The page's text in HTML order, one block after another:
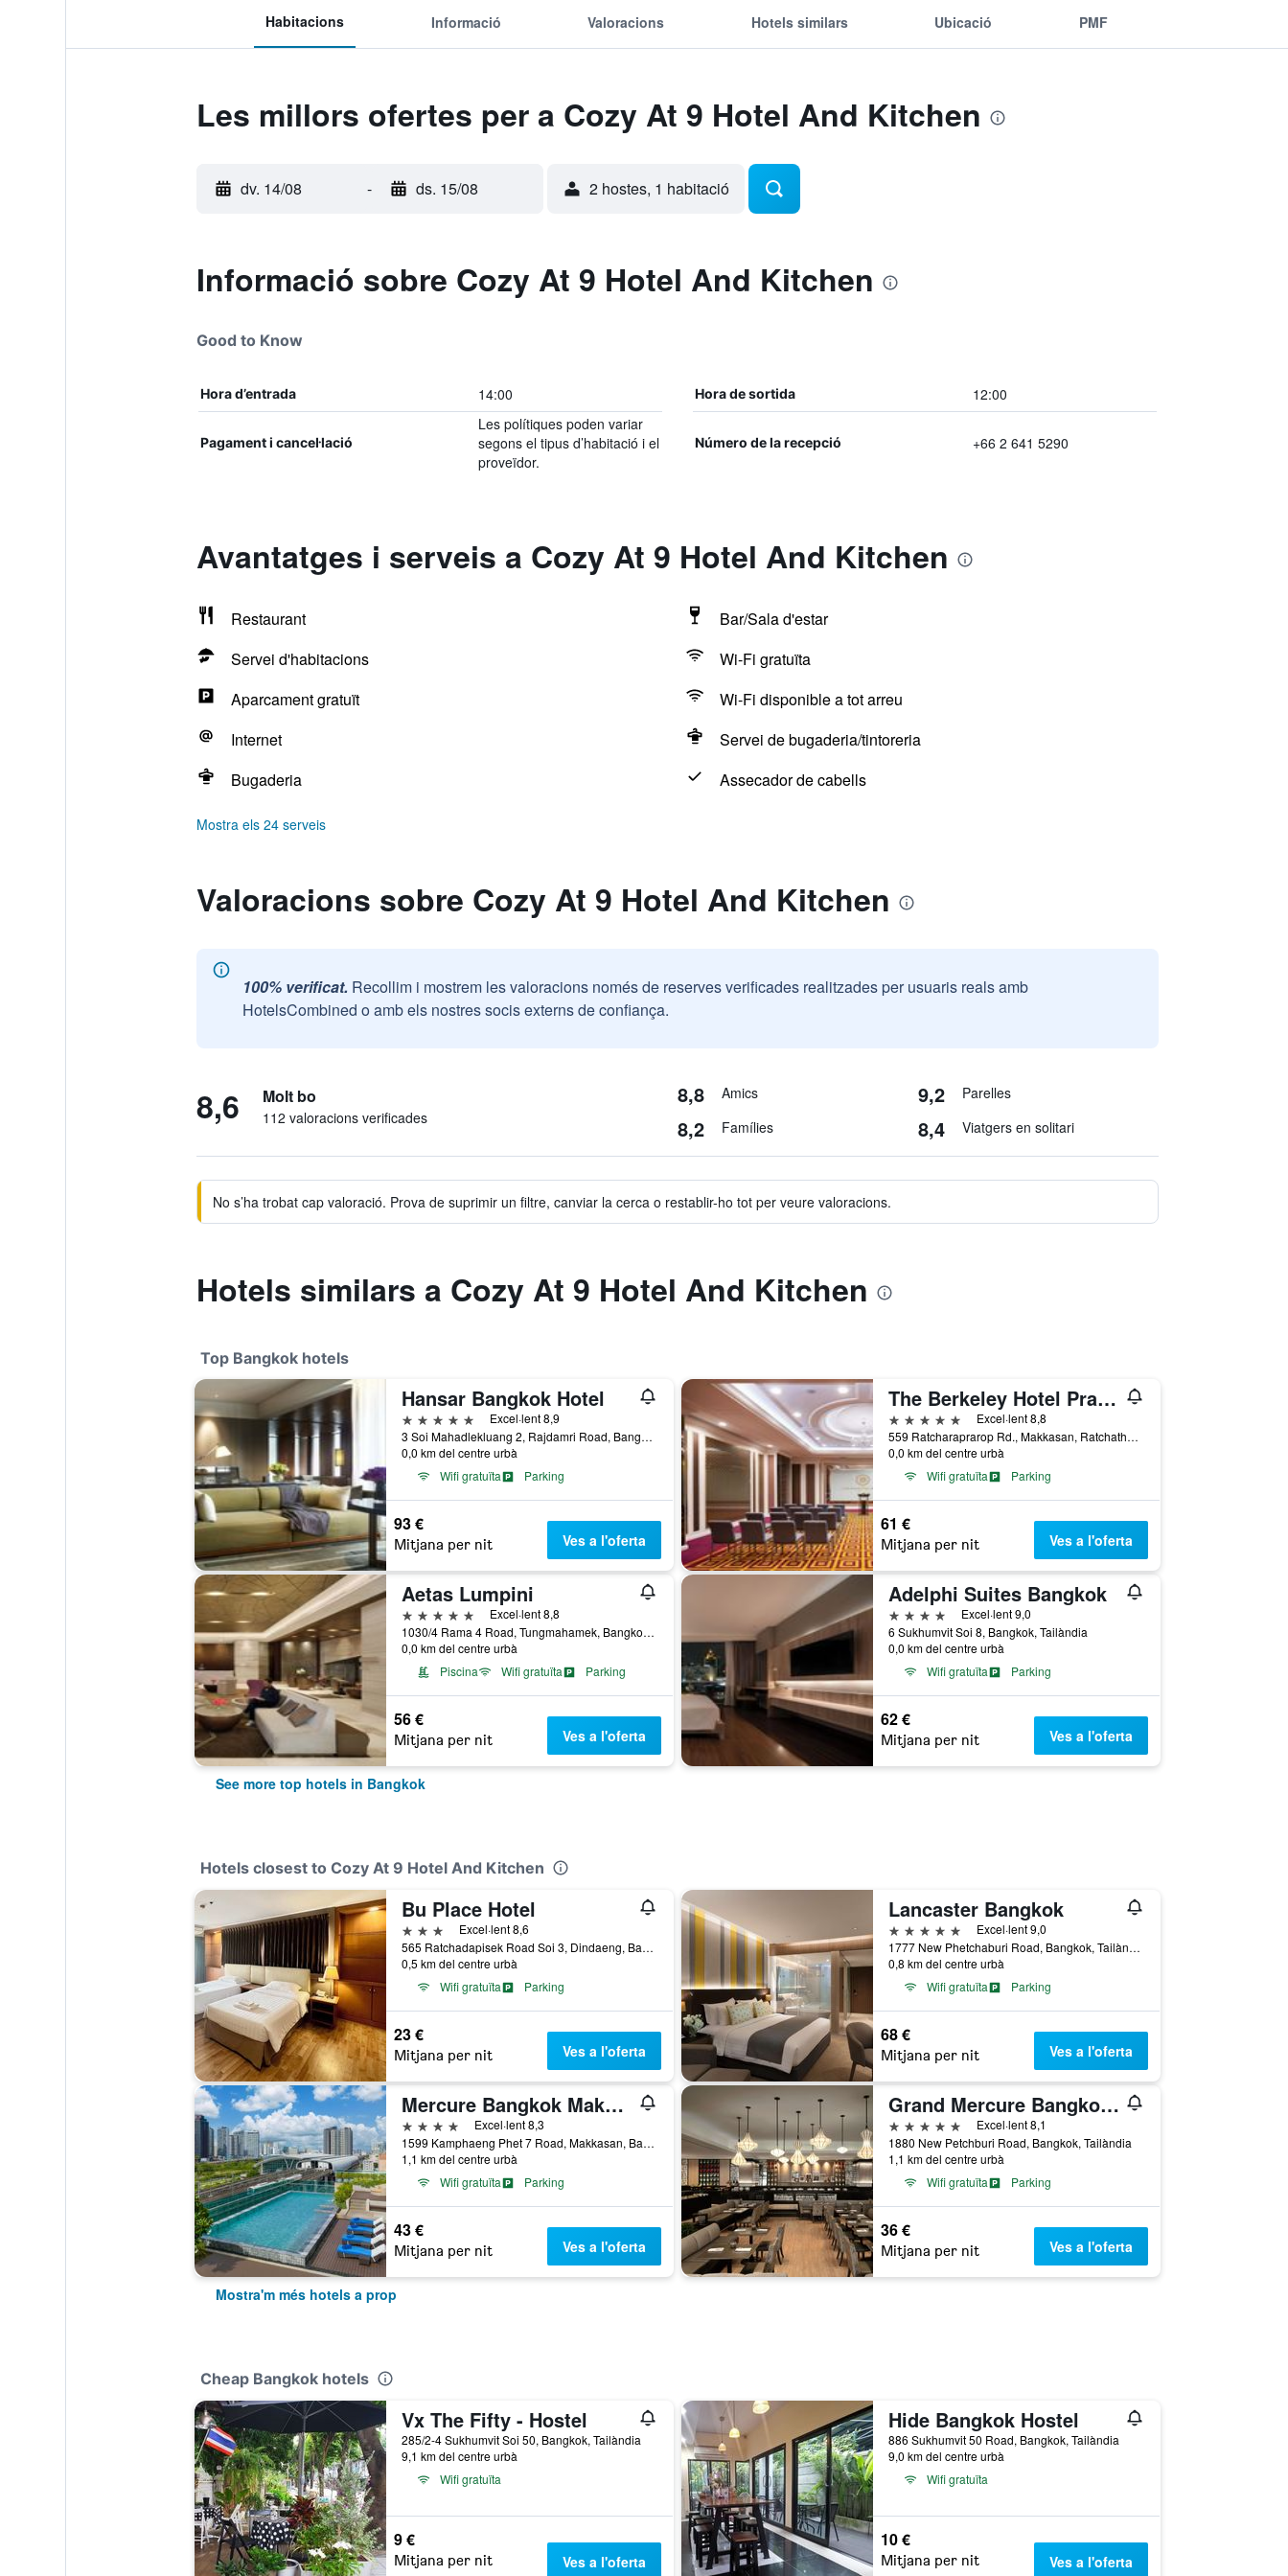
Habitacions Informació Valoracions Hotels similars Ubicació PMF
Les millors ofertes per a Cozy At 9 Hotel And Kitchen
dv. 14/08 - ds. 15/08 2 hostes, 1 habitació
Informació sobre Cozy At 9 Hotel And Kitchen
Good to Know
Hora d’entrada 14:00 Hora de sortida 12:00
Pagament i cancel·lació
Les polítiques poden variar
segons el tipus d’habitació i el
proveïdor.
Número de la recepció +66 2 641 5290
Avantatges i serveis a Cozy At 9 Hotel And Kitchen
Restaurant
Bar/Sala d'estar
Servei d'habitacions
Wi-Fi gratuïta
Aparcament gratuït
Wi-Fi disponible a tot arreu
Internet
Servei de bugaderia/tintoreria
Bugaderia
Assecador de cabells
Mostra els 24 serveis
Valoracions sobre Cozy At 9 Hotel And Kitchen
100% verificat. Recollim i mostrem les valoracions només de reserves verificades realitzades per usuaris reals amb
HotelsCombined o amb els nostres socis externs de confiança.
8,6 Molt bo
112 valoracions verificades
8,8 Amics 9,2 Parelles
8,2 Famílies 8,4 Viatgers en solitari
No s’ha trobat cap valoració. Prova de suprimir un filtre, canviar la cerca o restablir-ho tot per veure valoracions.
Hotels similars a Cozy At 9 Hotel And Kitchen
Top Bangkok hotels
Hansar Bangkok Hotel
5 estrelles
Excel·lent 8,9
3 Soi Mahadlekluang 2, Rajdamri Road, Bangkok, Tailàndia
0,0 km del centre urbà
Wifi gratuïta
Parking
93 €
Mitjana per nit Ves a l'oferta
The Berkeley Hotel Pratunam
5 estrelles
Excel·lent 8,8
559 Ratcharaprarop Rd., Makkasan, Ratchathewi, Ba, Bangkok, Tailàndia
0,0 km del centre urbà
Wifi gratuïta
Parking
61 €
Mitjana per nit Ves a l'oferta
Aetas Lumpini
5 estrelles
Excel·lent 8,8
1030/4 Rama 4 Road, Tungmahamek, Bangkok, Tailàndia
0,0 km del centre urbà
Piscina
Wifi gratuïta Parking
56 €
Mitjana per nit Ves a l'oferta
Adelphi Suites Bangkok
4 estrelles
Excel·lent 9,0
6 Sukhumvit Soi 8, Bangkok, Tailàndia
0,0 km del centre urbà
Wifi gratuïta
Parking
62 €
Mitjana per nit Ves a l'oferta
See more top hotels in Bangkok
Hotels closest to Cozy At 9 Hotel And Kitchen
Bu Place Hotel
3 estrellesExcel·lent 8,6
565 Ratchadapisek Road Soi 3, Dindaeng, Bangkok, Tailàndia
0,5 km del centre urbà
Wifi gratuïta
Parking
23 €
Mitjana per nit Ves a l'oferta
Lancaster Bangkok
5 estrelles
Excel·lent 9,0
1777 New Phetchaburi Road, Bangkok, Tailàndia
0,8 km del centre urbà
Wifi gratuïta
Parking
68 €
Mitjana per nit Ves a l'oferta
Mercure Bangkok Makkasan
4 estrelles
Excel·lent 8,3
1599 Kamphaeng Phet 7 Road, Makkasan, Bangkok, Tailàndia
1,1 km del centre urbà
Wifi gratuïta
Parking
43 €
Mitjana per nit Ves a l'oferta
Grand Mercure Bangkok Atrium
5 estrelles
Excel·lent 8,1
1880 New Petchburi Road, Bangkok, Tailàndia
1,1 km del centre urbà
Wifi gratuïta
Parking
36 €
Mitjana per nit Ves a l'oferta
Mostra'm més hotels a prop
Cheap Bangkok hotels
Vx The Fifty - Hostel
285/2-4 Sukhumvit Soi 50, Bangkok, Tailàndia
9,1 km del centre urbà
Wifi gratuïta
9 €
Mitjana per nit Ves a l'oferta
Hide Bangkok Hostel
886 Sukhumvit 50 Road, Bangkok, Tailàndia
9,0 km del centre urbà
Wifi gratuïta
10 €
Mitjana per nit Ves a l'oferta